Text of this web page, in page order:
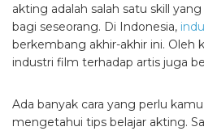
akting adalah salah satu skill
bagi seseorang. Di Indonesia,
berkembang akhir-akhir ini. Oleh
industri film terhadap artis juga
Ada banyak cara yang perlu
mengetahui tips belajar akting.